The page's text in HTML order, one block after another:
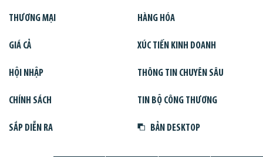
THƯƠNG MẠI HÀNG HÓA
GIÁ CẢ XÚC TIẾN KINH DOANH
HỘI NHẬP THÔNG TIN CHUYÊN SÂU
CHÍNH SÁCH TIN BỘ CÔNG THƯƠNG
SẮP DIỄN RA BẢN DESKTOP